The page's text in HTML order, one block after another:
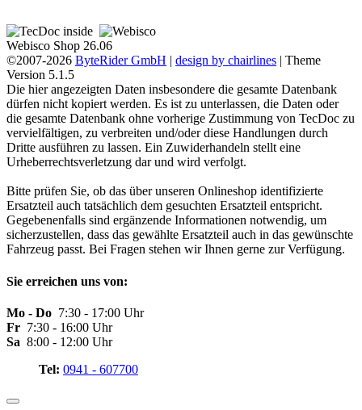
Webisco Shop 26.06
©2007-2026 ByteRider GmbH | design by chairlines | Theme
Version 5.1.5
Die hier angezeigten Daten insbesondere die gesamte Datenbank
dürfen nicht kopiert werden. Es ist zu unterlassen, die Daten oder
die gesamte Datenbank ohne vorherige Zustimmung von TecDoc zu
vervielfältigen, zu verbreiten und/oder diese Handlungen durch
Dritte ausführen zu lassen. Ein Zuwiderhandeln stellt eine
Urheberrechtsverletzung dar und wird verfolgt.
Bitte prüfen Sie, ob das über unseren Onlineshop identifizierte
Ersatzteil auch tatsächlich dem gesuchten Ersatzteil entspricht.
Gegebenenfalls sind ergänzende Informationen notwendig, um
sicherzustellen, dass das gewählte Ersatzteil auch in das gewünschte
Fahrzeug passt. Bei Fragen stehen wir Ihnen gerne zur Verfügung.
Sie erreichen uns von:
Mo - Do 7:30 - 17:00 Uhr
Fr 7:30 - 16:00 Uhr
Sa 8:00 - 12:00 Uhr
Tel: 0941 - 607700